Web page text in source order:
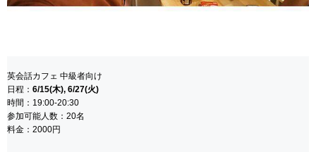
英会話カフェ 中級者向け
日程： 6/15(木), 6/27(火)
時間：19:00-20:30
参加可能人数：20名
料金：2000円